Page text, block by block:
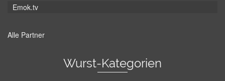
Emok.tv
Alle Partner
Wurst-Kategorien